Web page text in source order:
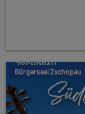
Bürgersaal Zschopau